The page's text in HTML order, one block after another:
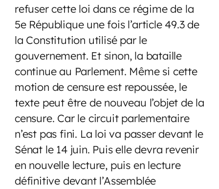
refuser cette loi dans ce régime de la
5e République une fois l’article 49.3 de
la Constitution utilisé par le
gouvernement. Et sinon, la bataille
continue au Parlement. Même si cette
motion de censure est repoussée, le
texte peut être de nouveau l’objet de la
censure. Car le circuit parlementaire
n’est pas fini. La loi va passer devant le
Sénat le 14 juin. Puis elle devra revenir
en nouvelle lecture, puis en lecture
définitive devant l’Assemblée